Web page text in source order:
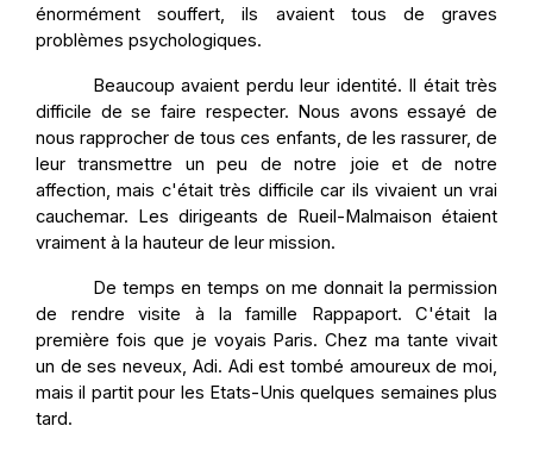
énormément souffert, ils avaient tous de graves
problèmes psychologiques.
Beaucoup avaient perdu leur identité. Il était très
difficile de se faire respecter. Nous avons essayé de
nous rapprocher de tous ces enfants, de les rassurer, de
leur transmettre un peu de notre joie et de notre
affection, mais c'était très difficile car ils vivaient un vrai
cauchemar. Les dirigeants de Rueil-Malmaison étaient
vraiment à la hauteur de leur mission.
De temps en temps on me donnait la permission
de rendre visite à la famille Rappaport. C'était la
première fois que je voyais Paris. Chez ma tante vivait
un de ses neveux, Adi. Adi est tombé amoureux de moi,
mais il partit pour les Etats-Unis quelques semaines plus
tard.